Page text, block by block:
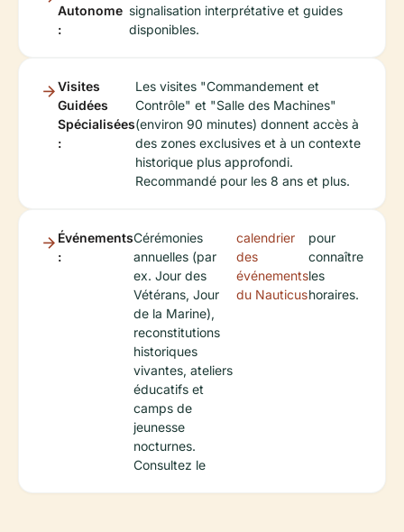
Autonome
:
signalisation interprétative et guides
disponibles.
Visites
Guidées
Spécialisées
:
Les visites "Commandement et
Contrôle" et "Salle des Machines"
(environ 90 minutes) donnent accès à
des zones exclusives et à un contexte
historique plus approfondi.
Recommandé pour les 8 ans et plus.
Événements
:
Cérémonies
annuelles (par
ex. Jour des
Vétérans, Jour
de la Marine),
reconstitutions
historiques
vivantes, ateliers
éducatifs et
camps de
jeunesse
nocturnes.
Consultez le
calendrier
des
événements
du Nauticus
pour
connaître
les
horaires.